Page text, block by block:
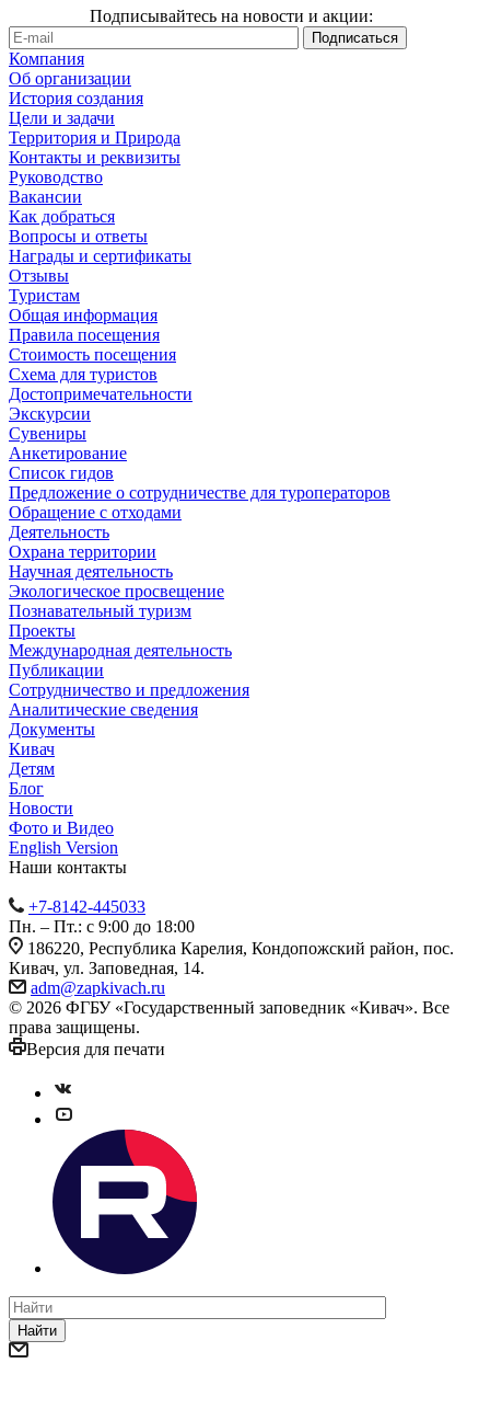
Подписывайтесь на новости и акции:
Компания
Об организации
История создания
Цели и задачи
Территория и Природа
Контакты и реквизиты
Руководство
Вакансии
Как добраться
Вопросы и ответы
Награды и сертификаты
Отзывы
Туристам
Общая информация
Правила посещения
Стоимость посещения
Схема для туристов
Достопримечательности
Экскурсии
Сувениры
Анкетирование
Список гидов
Предложение о сотрудничестве для туроператоров
Обращение с отходами
Деятельность
Охрана территории
Научная деятельность
Экологическое просвещение
Познавательный туризм
Проекты
Международная деятельность
Публикации
Сотрудничество и предложения
Аналитические сведения
Документы
Кивач
Детям
Блог
Новости
Фото и Видео
English Version
Наши контакты
+7-8142-445033
Пн. – Пт.: с 9:00 до 18:00
186220, Республика Карелия, Кондопожский район, пос.
Кивач, ул. Заповедная, 14.
adm@zapkivach.ru
© 2026 ФГБУ «Государственный заповедник «Кивач». Все
права защищены.
Версия для печати
Найти